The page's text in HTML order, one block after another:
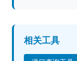
相关工具